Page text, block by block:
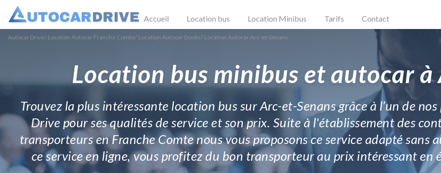
Accueil Location bus Location Minibus Tarifs Contact
Autocar Drive/ Location Autocar Franche Comte/ Location Autocar Doubs/ Location Autocar Arc-et-Senans
Location bus minibus et autocar à
Trouvez la plus intéressante location bus sur Arc-et-Senans grâce à l’un de
Drive pour ses qualités de service et son prix. Suite à l'établissement des
transporteurs en Franche Comte nous vous proposons ce service adapté
ce service en ligne, vous profitez du bon transporteur au prix intéressant en